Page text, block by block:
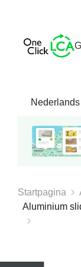
Startpagina
Aluminium